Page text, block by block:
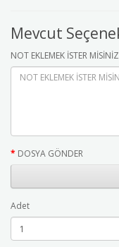
Mevcut
NOT EKLEMEK İSTER
DOSYA GÖNDER
Adet